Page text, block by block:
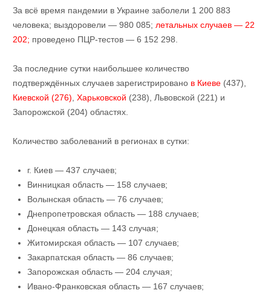
За всё время пандемии в Украине заболели 1 200 883
человека; выздоровели — 980 085; летальных случаев — 22
202; проведено ПЦР-тестов — 6 152 298.
За последние сутки наибольшее количество
подтверждённых случаев зарегистрировано в Киеве(437),
Киевской (276) Харьковской (238), Львовской (221) и
Запорожской (204) областях.
Количество заболеваний в регионах в сутки:
г. Киев — 437 случаев;
Винницкая область — 158 случаев;
Волынская область — 76 случаев;
Днепропетровская область — 188 случаев;
Донецкая область — 143 случая;
Житомирская область — 107 случаев;
Закарпатская область — 86 случаев;
Запорожская область — 204 случая;
Ивано-Франковская область — 167 случаев;